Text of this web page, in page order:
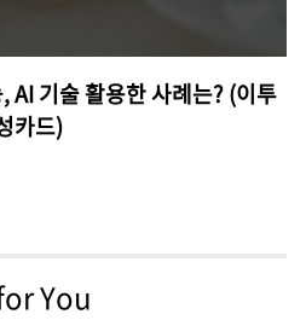
AI 기술 활용한 사례는? (이투
카드)
You